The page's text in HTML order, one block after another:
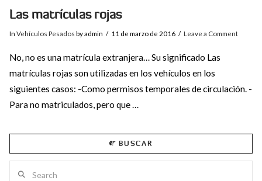
Las matrículas rojas
In Vehículos Pesados by admin 11 de marzo de 2016 Leave a Comment
No, no es una matrícula extranjera… Su significado Las
matrículas rojas son utilizadas en los vehículos en los
siguientes casos: -Como permisos temporales de circulación. -
Para no matriculados, pero que …
BUSCAR